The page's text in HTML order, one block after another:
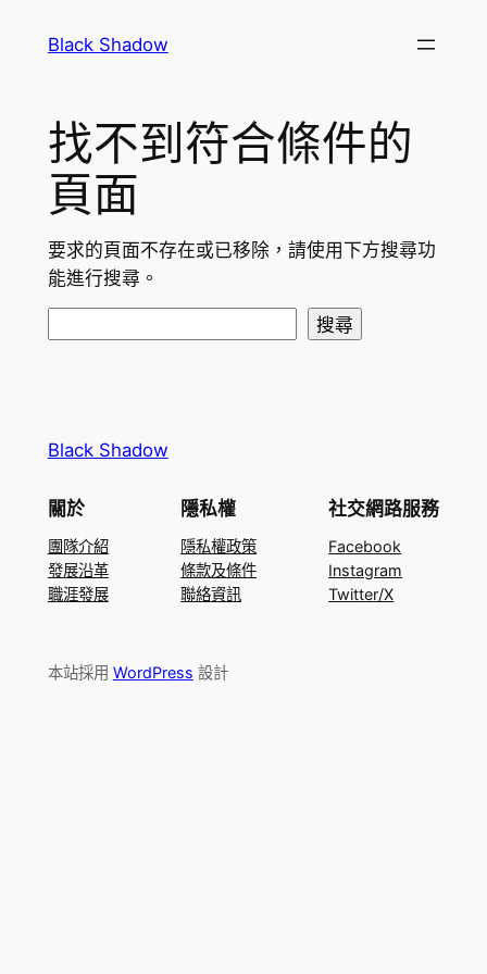
Black Shadow
找不到符合條件的
頁面
要求的頁面不存在或已移除，請使用下方搜尋功
能進行搜尋。
搜尋
Black Shadow
關於
團隊介紹
發展沿革
職涯發展
隱私權
隱私權政策
條款及條件
聯絡資訊
社交網路服務
Facebook
Instagram
Twitter/X
本站採用 WordPress 設計